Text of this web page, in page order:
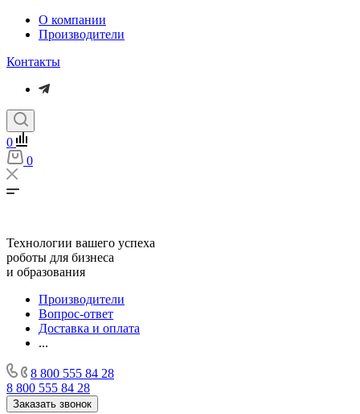
О компании
Производители
Контакты
0
0
Технологии вашего успеха
роботы для бизнеса
и образования
Производители
Вопрос-ответ
Доставка и оплата
...
8 800 555 84 28
8 800 555 84 28
Заказать звонок